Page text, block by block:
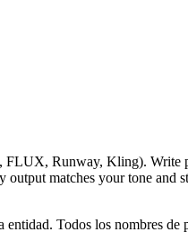
FLUX, Runway, Kling). Write
output matches your tone and
Todos los nombres de